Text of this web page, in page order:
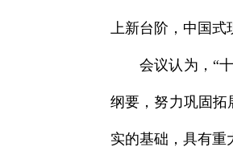
上新台阶，中国式
会议认为，“
纲要，努力巩固拓
实的基础，具有重